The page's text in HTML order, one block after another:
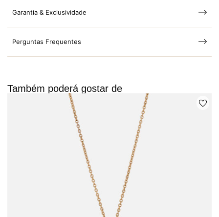
Garantia & Exclusividade
Perguntas Frequentes
Também poderá gostar de